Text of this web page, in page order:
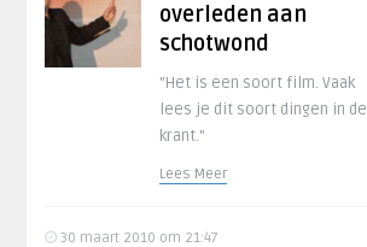
overleden aan
schotwond
"Het is een soort film. Vaak
lees je dit soort dingen in de
krant."
Lees Meer
30 maart 2010 om 21:47